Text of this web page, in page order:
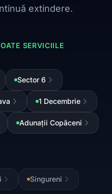
extindere.
SERVICIILE
Sector 6
1 Decembrie
Adunații Copăceni
Singureni